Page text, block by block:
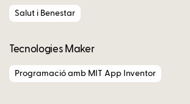
Salut i Benestar
Tecnologies Maker
Programació amb MIT App Inventor